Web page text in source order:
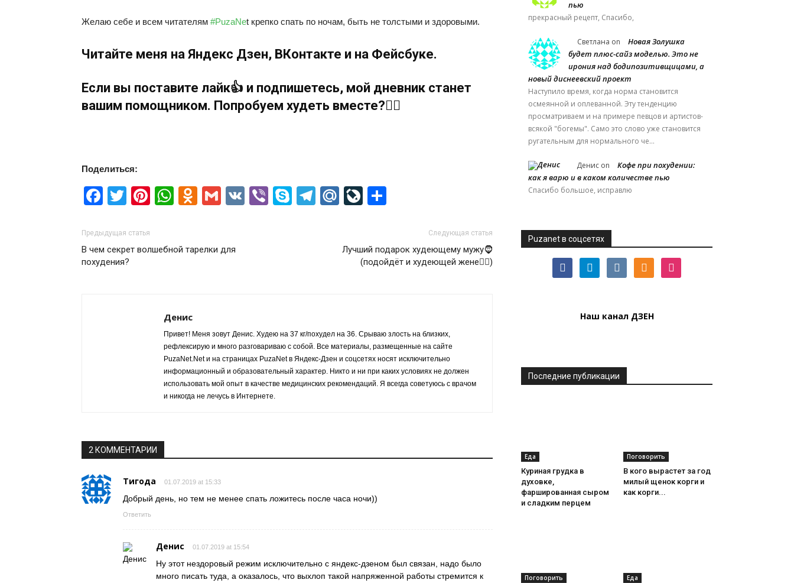
Желаю себе и всем читателям #PuzaNet крепко спать по ночам, быть не толстыми и здоровыми.
Читайте меня на Яндекс Дзен, ВКонтакте и на Фейсбуке.
Если вы поставите лайк👍 и подпишетесь, мой дневник станет
вашим помощником. Попробуем худеть вместе?🧗‍♂️
Поделиться:
Facebook
TwitterPinterest
WhatsApp
Odnoklassniki
Gmail
VK ViberSkypeTelegram
Mail.RuLiveJournal
Предыдущая статья
В чем секрет волшебной тарелки для
похудения?
Следующая статья
Лучший подарок худеющему мужу🧔
(подойдёт и худеющей жене👱‍♀️)
Денис
Привет! Меня зовут Денис. Худею на 37 кг/похудел на 36. Срываю злость на близких,
рефлексирую и много разговариваю с собой. Все материалы, размещенные на сайте
PuzaNet.Net и на страницах PuzaNet в Яндекс-Дзен и соцсетях носят исключительно
информационный и образовательный характер. Никто и ни при каких условиях не должен
использовать мой опыт в качестве медицинских рекомендаций. Я всегда советуюсь с врачом
и никогда не лечусь в Интернете.
2 КОММЕНТАРИИ
Тигода 01.07.2019 at 15:33
Добрый день, но тем не менее спать ложитесь после часа ночи))
Ответить
Денис 01.07.2019 at 15:54
Ну этот нездоровый режим исключительно с яндекс-дзеном был связан, надо было
много писать туда, а оказалось, что выхлоп такой напряженной работы стремится к
пью
прекрасный рецепт, Спасибо,
Светлана on
Новая Золушка
будет плюс-сайз моделью. Это не
ирония над бодипозитивщицами, а
новый диснеевский проект
Наступило время, когда норма становится
осмеянной и оплеванной. Эту тенденцию
просматриваем и на примере певцов и артистов-
всякой "богемы". Само это слово уже становится
ругательным для нормального че…
Денис on
Кофе при похудении:
как я варю и в каком количестве пью
Спасибо большое, исправлю
Puzanet в соцсетях
facebooktelegram vkontakteodnoklassnikiinstagram
Наш канал ДЗЕН
Последние публикации
Еда
Куриная грудка в
духовке,
фаршированная сыром
и сладким перцем
Поговорить
В кого вырастет за год
милый щенок корги и
как корги...
Поговорить Еда